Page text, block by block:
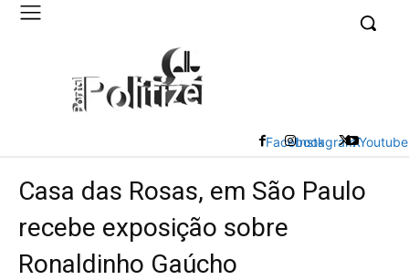
FacebookInstagramXYoutube
Casa das Rosas, em São Paulo
recebe exposição sobre
Ronaldinho Gaúcho